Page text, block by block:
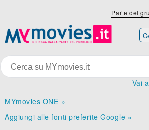
Parte del
Vai
MYmovies ONE »
Aggiungi alle fonti preferite Google »